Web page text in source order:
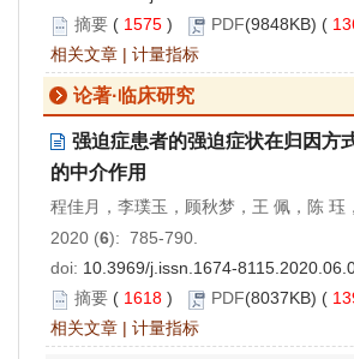
摘要 ( 1575 ) PDF(9848KB) (
相关文章 | 计量指标
论著·临床研究
强迫症患者的强迫症状在归因方
的中介作用
程佳月，李璞玉，顾秋梦，王 佩，陈 珏
2020 (6): 785-790.
doi: 10.3969/j.issn.1674-
摘要 ( 1618 ) PDF(8037KB) (
相关文章 | 计量指标